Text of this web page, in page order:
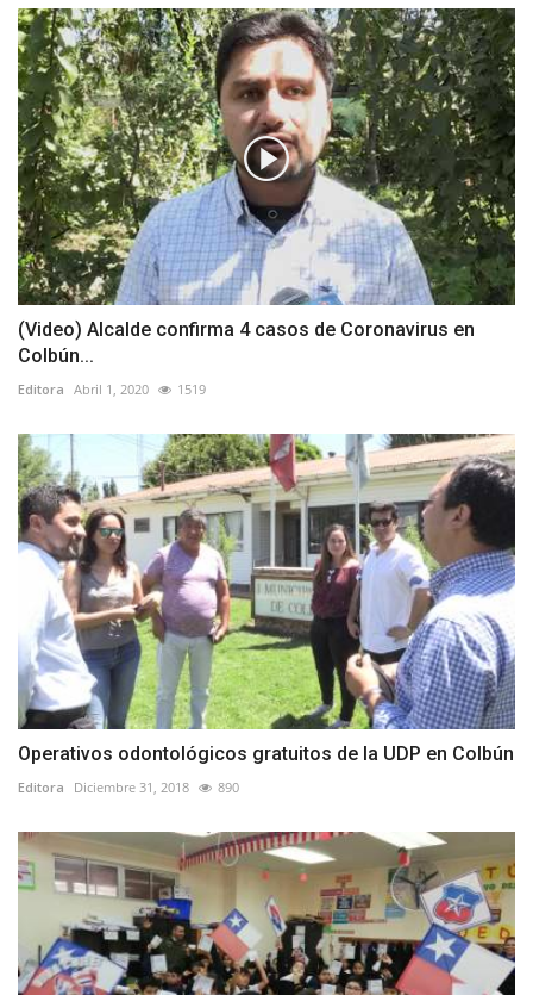
(Video) Alcalde confirma 4 casos de Coronavirus en
Colbún...
Editora Abril 1, 2020 1519
Operativos odontológicos gratuitos de la UDP en Colbún
Editora Diciembre 31, 2018 890